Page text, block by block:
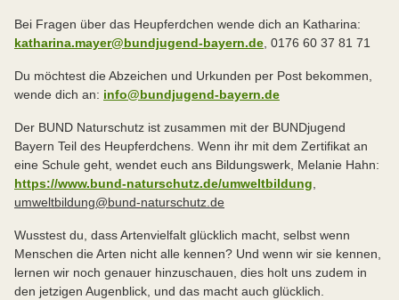
Bei Fragen über das Heupferdchen wende dich an Katharina:
katharina.mayer@bundjugend-bayern.de, 0176 60 37 81 71
Du möchtest die Abzeichen und Urkunden per Post bekommen,
wende dich an: info@bundjugend-bayern.de
Der BUND Naturschutz ist zusammen mit der BUNDjugend
Bayern Teil des Heupferdchens. Wenn ihr mit dem Zertifikat an
eine Schule geht, wendet euch ans Bildungswerk, Melanie Hahn:
https://www.bund-naturschutz.de/umweltbildung,
umweltbildung@bund-naturschutz.de
Wusstest du, dass Artenvielfalt glücklich macht, selbst wenn
Menschen die Arten nicht alle kennen? Und wenn wir sie kennen,
lernen wir noch genauer hinzuschauen, dies holt uns zudem in
den jetzigen Augenblick, und das macht auch glücklich.